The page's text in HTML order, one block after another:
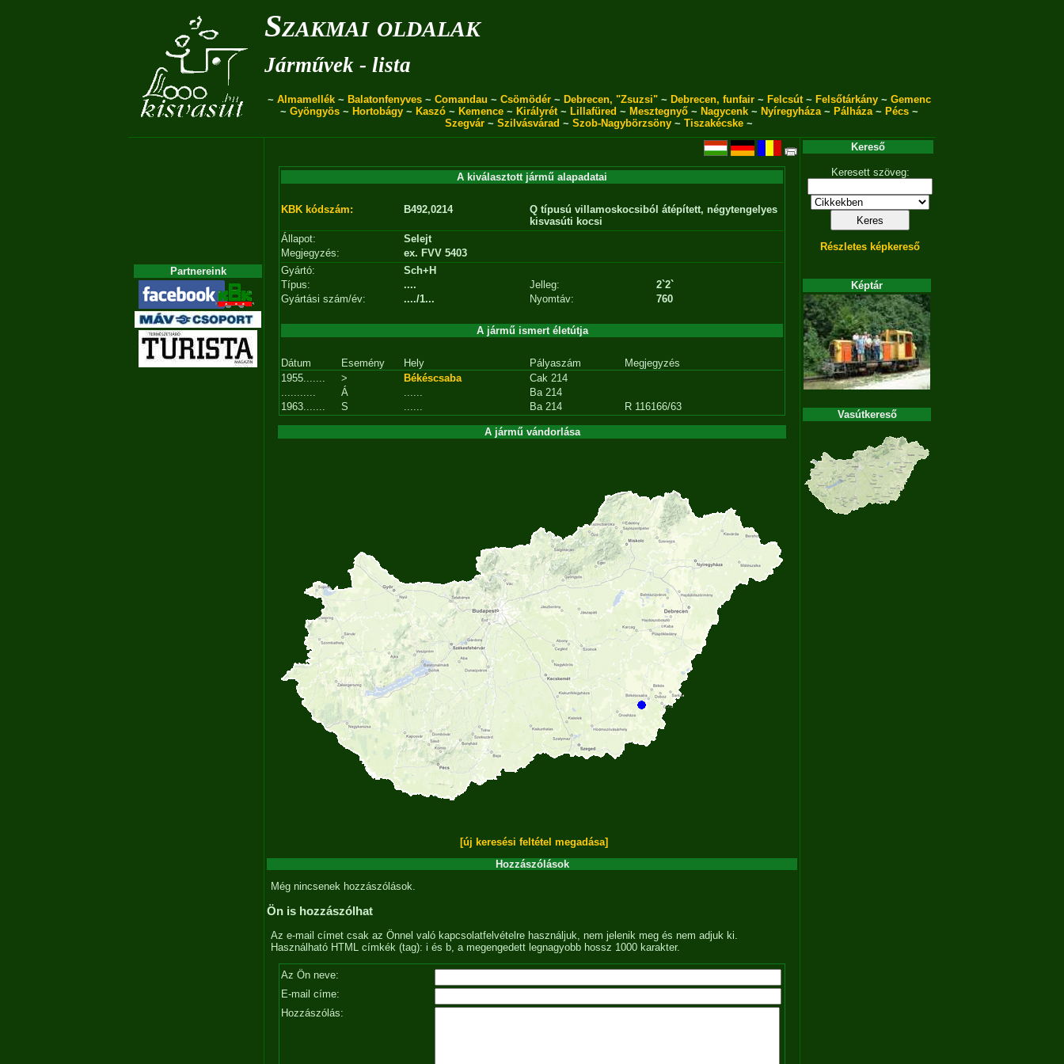
Szakmai oldalak
Járművek - lista
~ Almamellék~ Balatonfenyves~ Comandau ~ Csömödér~ Debrecen, "Zsuzsi"~ Debrecen, funfair~ Felcsút~ Felsőtárkány~ Gemenc
~ Gyöngyös~ Hortobágy~ Kaszó~ Kemence~ Királyrét~ Lillafüred ~ Mesztegnyő~ Nagycenk~ Nyíregyháza~ Pálháza~ Pécs~
Szegvár ~ Szilvásvárad ~ Szob-Nagybörzsöny ~ Tiszakécske ~
Partnereink
A kiválasztott jármű alapadatai
KBK kódszám: B492,0214
Q típusú villamoskocsiból átépített, négytengelyes
kisvasúti kocsi
Állapot:
Selejt
Megjegyzés:
ex. FVV 5403
Gyártó:
Sch+H
Típus:
.... Jelleg:
2`2`
Gyártási szám/év:
..../1... Nyomtáv: 760
A jármű ismert életútja
Dátum Esemény Hely Pályaszám
Megjegyzés
1955.......
> Békéscsaba
Cak 214
...........
Á ......
Ba 214
1963.......
S ...... Ba 214 R 116166/63
A jármű vándorlása
[új keresési feltétel megadása]
Hozzászólások
Még nincsenek hozzászólások.
Ön is hozzászólhat
Az e-mail címet csak az Önnel való kapcsolatfelvételre használjuk, nem jelenik meg és nem adjuk ki.
Használható HTML címkék (tag): i és b, a megengedett legnagyobb hossz 1000 karakter.
Az Ön neve:
E-mail címe:
Hozzászólás:
Kereső
Keresett szöveg:
Részletes képkereső
Képtár
Vasútkereső